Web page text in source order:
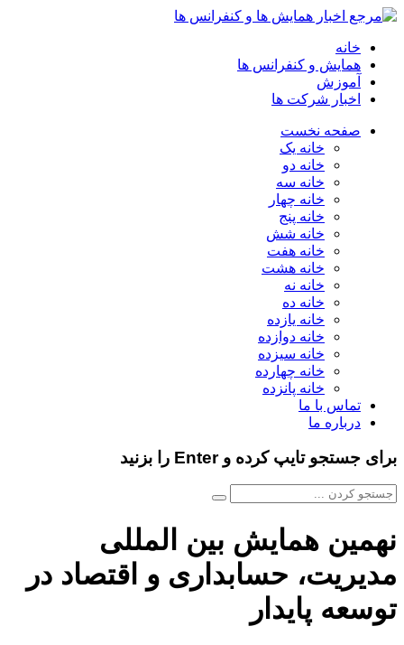
خانه
همایش و کنفرانس ها
آموزش
اخبار شرکت ها
صفحه نخست
خانه یک
خانه دو
خانه سه
خانه چهار
خانه پنج
خانه شش
خانه هفت
خانه هشت
خانه نه
خانه ده
خانه یازده
خانه دوازده
خانه سیزده
خانه چهارده
خانه پانزده
تماس با ما
درباره ما
برای جستجو تایپ کرده و Enter را بزنید
نهمین همایش بین المللی
مدیریت، حسابداری و اقتصاد در
توسعه پایدار